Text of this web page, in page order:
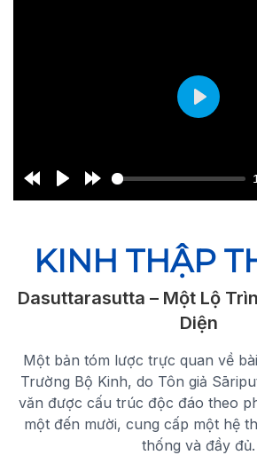
Rewind
PlayForward
Play
KINH THẬP
Dasuttarasutta – Một Lộ
Diện
Một bản tóm lược trực quan về
Trường Bộ Kinh, do Tôn giả
văn được cấu trúc độc đáo theo
một đến mười, cung cấp một hệ
thống và đầy đủ.